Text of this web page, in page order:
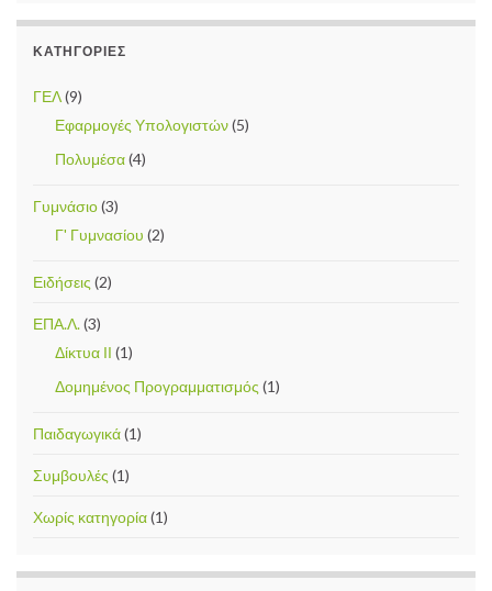
ΚΑΤΗΓΟΡΊΕΣ
ΓΕΛ(9)
Εφαρμογές Υπολογιστών(5)
Πολυμέσα(4)
Γυμνάσιο(3)
Γ' Γυμνασίου (2)
Ειδήσεις (2)
ΕΠΑ.Λ.(3)
Δίκτυα ΙΙ (1)
Δομημένος Προγραμματισμός (1)
Παιδαγωγικά(1)
Συμβουλές (1)
Χωρίς κατηγορία(1)